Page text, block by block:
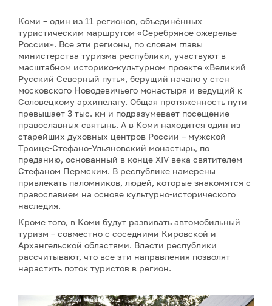
Коми – один из 11 регионов, объединённых
туристическим маршрутом «Серебряное ожерелье
России». Все эти регионы, по словам главы
министерства туризма республики, участвуют в
масштабном историко-культурном проекте «Великий
Русский Северный путь», берущий начало у стен
московского Новодевичьего монастыря и ведущий к
Соловецкому архипелагу. Общая протяженность пути
превышает 3 тыс. км и подразумевает посещение
православных святынь. А в Коми находится один из
старейших духовных центров России – мужской
Троице-Стефано-Ульяновский монастырь, по
преданию, основанный в конце XIV века святителем
Стефаном Пермским. В республике намерены
привлекать паломников, людей, которые знакомятся с
православием на основе культурно-исторического
наследия.
Кроме того, в Коми будут развивать автомобильный
туризм – совместно с соседними Кировской и
Архангельской областями. Власти республики
рассчитывают, что все эти направления позволят
нарастить поток туристов в регион.